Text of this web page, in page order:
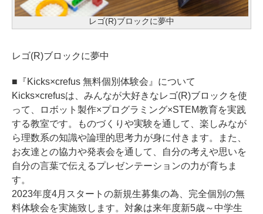
レゴ(R)ブロックに夢中
レゴ(R)ブロックに夢中
■『Kicks×crefus 無料個別体験会』について
Kicks×crefusは、みんなが大好きなレゴ(R)ブロックを使
って、ロボット製作×プログラミング×STEM教育を実践
する教室です。ものづくりや実験を通して、楽しみなが
ら理数系の知識や論理的思考力が身に付きます。また、
お友達との協力や発表会を通して、自分の考えや思いを
自分の言葉で伝えるプレゼンテーションの力が育ちま
す。
2023年度4月スタートの新規生募集の為、完全個別の無
料体験会を実施致します。対象は来年度新5歳～中学生